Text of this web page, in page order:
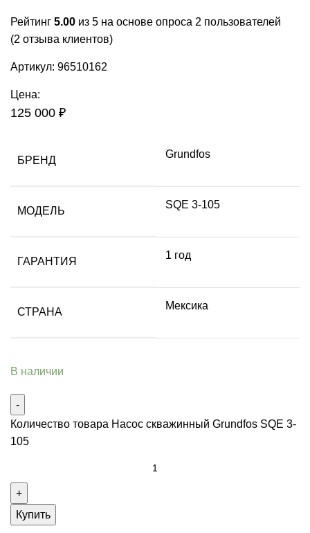
Рейтинг 5.00 из 5 на основе опроса 2 пользователей
(2 отзыва клиентов)
Артикул: 96510162
Цена:
125 000 ₽
БРЕНД
Grundfos
МОДЕЛЬ
SQE 3-105
ГАРАНТИЯ
1 год
СТРАНА
Мексика
В наличии
Количество товара Насос скважинный Grundfos SQE 3-
105
Купить